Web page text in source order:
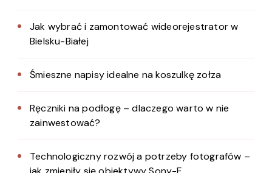
Jak wybrać i zamontować wideorejestrator w
Bielsku-Białej
Śmieszne napisy idealne na koszulkę zołza
Ręczniki na podłogę – dlaczego warto w nie
zainwestować?
Technologiczny rozwój a potrzeby fotografów –